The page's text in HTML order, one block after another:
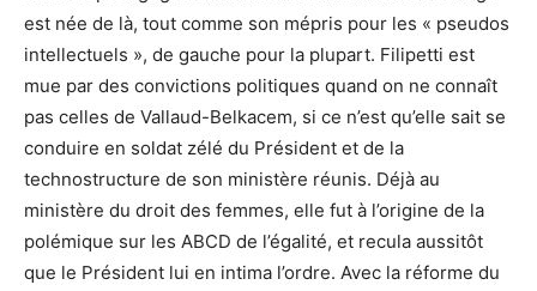
est née de là, tout comme son mépris pour les « pseudos
intellectuels », de gauche pour la plupart. Filipetti est
mue par des convictions politiques quand on ne connaît
pas celles de Vallaud-Belkacem, si ce n’est qu’elle sait se
conduire en soldat zélé du Président et de la
technostructure de son ministère réunis. Déjà au
ministère du droit des femmes, elle fut à l’origine de la
polémique sur les ABCD de l’égalité, et recula aussitôt
que le Président lui en intima l’ordre. Avec la réforme du